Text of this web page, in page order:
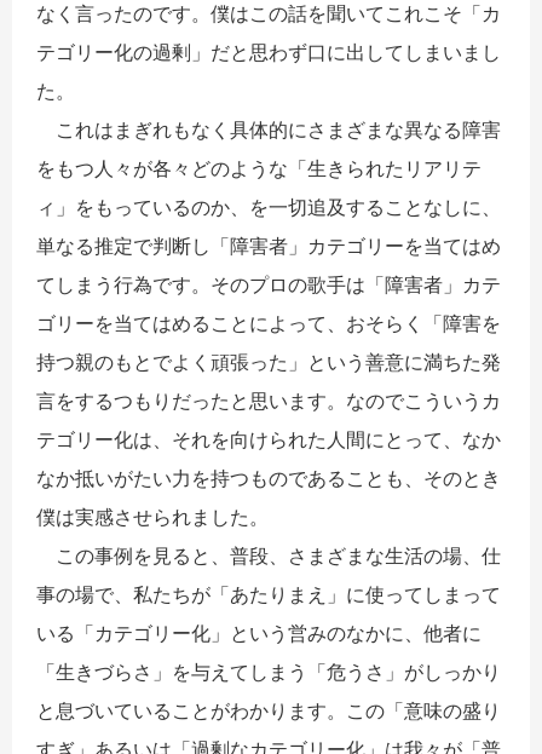
なく言ったのです。僕はこの話を聞いてこれこそ「カ
テゴリー化の過剰」だと思わず口に出してしまいまし
た。
これはまぎれもなく具体的にさまざまな異なる障害
をもつ人々が各々どのような「生きられたリアリテ
ィ」をもっているのか、を一切追及することなしに、
単なる推定で判断し「障害者」カテゴリーを当てはめ
てしまう行為です。そのプロの歌手は「障害者」カテ
ゴリーを当てはめることによって、おそらく「障害を
持つ親のもとでよく頑張った」という善意に満ちた発
言をするつもりだったと思います。なのでこういうカ
テゴリー化は、それを向けられた人間にとって、なか
なか抵いがたい力を持つものであることも、そのとき
僕は実感させられました。
この事例を見ると、普段、さまざまな生活の場、仕
事の場で、私たちが「あたりまえ」に使ってしまって
いる「カテゴリー化」という営みのなかに、他者に
「生きづらさ」を与えてしまう「危うさ」がしっかり
と息づいていることがわかります。この「意味の盛り
すぎ」あるいは「過剰なカテゴリー化」は我々が「普